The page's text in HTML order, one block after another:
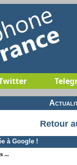
Retour
à Google !
...